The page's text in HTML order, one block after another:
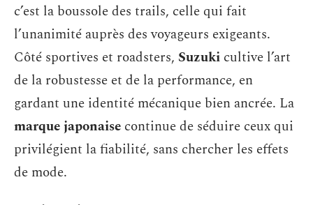
c’est la boussole des trails, celle qui fait
l’unanimité auprès des voyageurs exigeants.
Côté sportives et roadsters, Suzuki cultive l’art
de la robustesse et de la performance, en
gardant une identité mécanique bien ancrée. La
marque japonaise continue de séduire ceux qui
privilégient la fiabilité, sans chercher les effets
de mode.